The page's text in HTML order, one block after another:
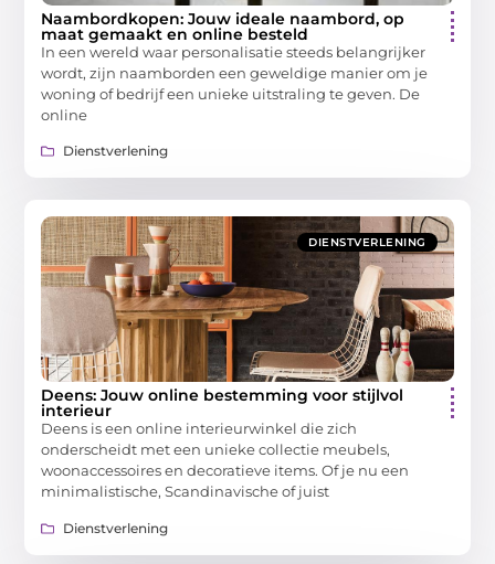
Naambordkopen: Jouw ideale naambord, op
maat gemaakt en online besteld
In een wereld waar personalisatie steeds belangrijker
wordt, zijn naamborden een geweldige manier om je
woning of bedrijf een unieke uitstraling te geven. De
online
Dienstverlening
DIENSTVERLENING
Deens: Jouw online bestemming voor stijlvol
interieur
Deens is een online interieurwinkel die zich
onderscheidt met een unieke collectie meubels,
woonaccessoires en decoratieve items. Of je nu een
minimalistische, Scandinavische of juist
Dienstverlening